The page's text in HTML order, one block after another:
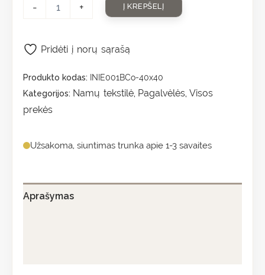
- + Į KREPŠELĮ
Produkto kodas:
INIE001BCo-40x40
Kategorijos: Namų tekstilė, Pagalvėlės, Visos
prekės
Užsakoma, siuntimas trunka apie 1-3 savaites
Pridėti į norų sąrašą
Aprašymas